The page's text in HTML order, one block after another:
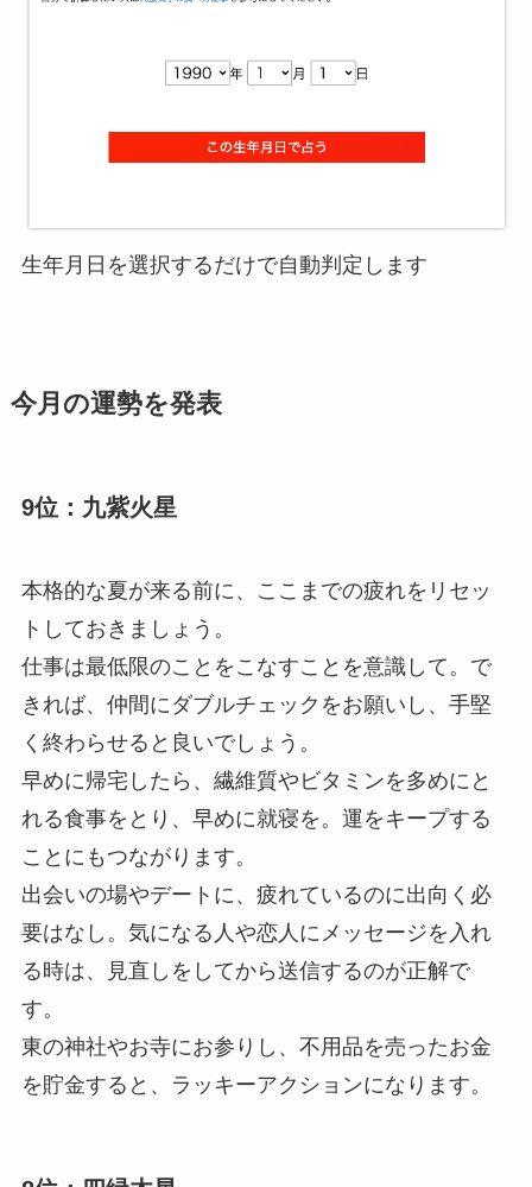
生年月日を選択するだけで自動判定します
今月の運勢を発表
9位：九紫火星
本格的な夏が来る前に、ここまでの疲れをリセッ
トしておきましょう。
仕事は最低限のことをこなすことを意識して。で
きれば、仲間にダブルチェックをお願いし、手堅
く終わらせると良いでしょう。
早めに帰宅したら、繊維質やビタミンを多めにと
れる食事をとり、早めに就寝を。運をキープする
ことにもつながります。
出会いの場やデートに、疲れているのに出向く必
要はなし。気になる人や恋人にメッセージを入れ
る時は、見直しをしてから送信するのが正解で
す。
東の神社やお寺にお参りし、不用品を売ったお金
を貯金すると、ラッキーアクションになります。